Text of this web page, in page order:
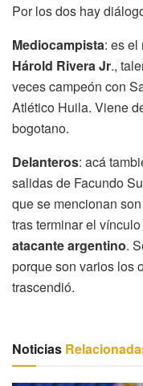
Por los dos hay
Mediocampista: es el
Hárold Rivera Jr.,
veces campeón con
Atlético Huila. Viene
bogotano.
Delanteros: acá
salidas de Facundo
que se mencionan
tras terminar el
atacante argentino.
porque son varios los
trascendió.
Noticias